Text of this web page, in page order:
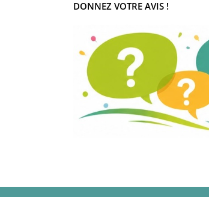
DONNEZ VOTRE AVIS !